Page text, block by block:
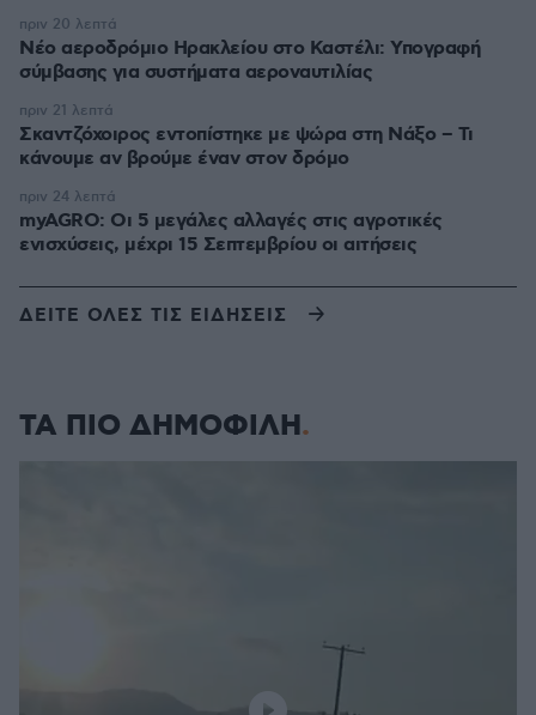
Νέο αεροδρόμιο Ηρακλείου στο Καστέλι: Υπογραφή
σύμβασης για συστήματα αεροναυτιλίας
πριν 20 λεπτά
Σκαντζόχοιρος εντοπίστηκε με ψώρα στη Νάξο – Τι
κάνουμε αν βρούμε έναν στον δρόμο
πριν 21 λεπτά
myAGRO: Οι 5 μεγάλες αλλαγές στις αγροτικές
ενισχύσεις, μέχρι 15 Σεπτεμβρίου οι αιτήσεις
πριν 24 λεπτά
ΔΕΙΤΕ ΟΛΕΣ ΤΙΣ ΕΙΔΗΣΕΙΣ
ΤΑ ΠΙΟ ΔΗΜΟΦΙΛΗ